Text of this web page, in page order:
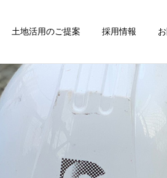
土地活用のご提案 採用情報